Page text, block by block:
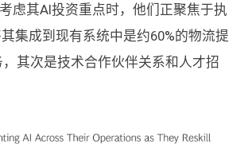
虑其AI投资重点时，他们正聚焦于执
集成到现有系统中是约60%的物流提
其次是技术合作伙伴关系和人才招